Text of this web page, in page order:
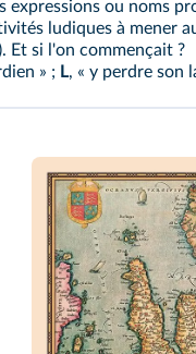
ou noms
ludiques à mener
Et si l'on commençait ?
» ; L, « y perdre son